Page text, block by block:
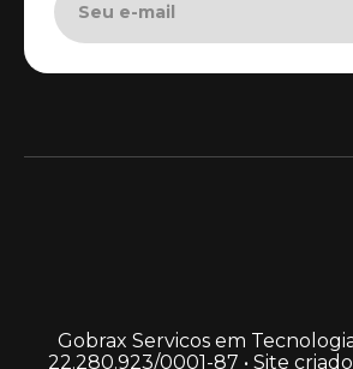
Gobrax Servicos em
22.280.923/0001-87 • Site